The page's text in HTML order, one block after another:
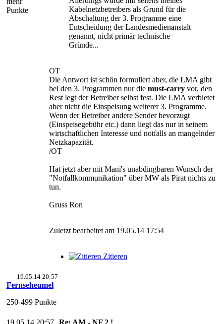
Punkte
Kabelnetzbetreibers als Grund für die
Abschaltung der 3. Programme eine
Entscheidung der Landesmedienanstalt
genannt, nicht primär technische
Gründe...
OT
Die Antwort ist schön formuliert aber, die LMA gibt
bei den 3. Programmen nur die must-carry vor, den
Rest legt der Betreiber selbst fest. Die LMA verbietet
aber nicht die Einspeisung weiterer 3. Programme.
Wenn der Betreiber andere Sender bevorzugt
(Einspeisegebühr etc.) dann liegt das nur in seinem
wirtschaftlichen Interesse und notfalls an mangelnder
Netzkapazität.
/OT
Hat jetzt aber mit Mani's unabdingbaren Wunsch der
"Notfallkommunikation" über MW als Pirat nichts zu
tun.
Gruss Ron
Zuletzt bearbeitet am 19.05.14 17:54
Zitieren
19.05.14 20:57
Fernseheumel
250-499 Punkte
19.05.14 20:57 Re: AM - NF 2 !